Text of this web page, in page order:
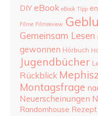
DIY eBook eBook Tipp
Filme Filmreview
Gemeinsam Lesen
gewonnen Hörbuch
Jugendbücher
Rückblick
Montagsfrage
Neuerscheinungen
Randomhouse Rezept